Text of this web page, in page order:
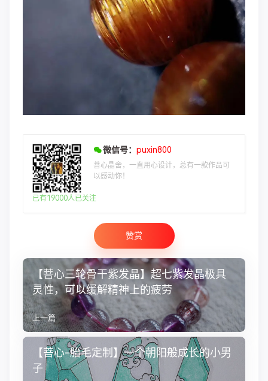
微信号： puxin800
菩心晶舍，一直用心设计，总有一款作品可
以感动你！
已有19000人已关注
赞赏
【菩心三轮骨干紫发晶】超七紫发晶极具
灵性，可以缓解精神上的疲劳
上一篇
【菩心-胎毛定制】一个朝阳般成长的小男
子